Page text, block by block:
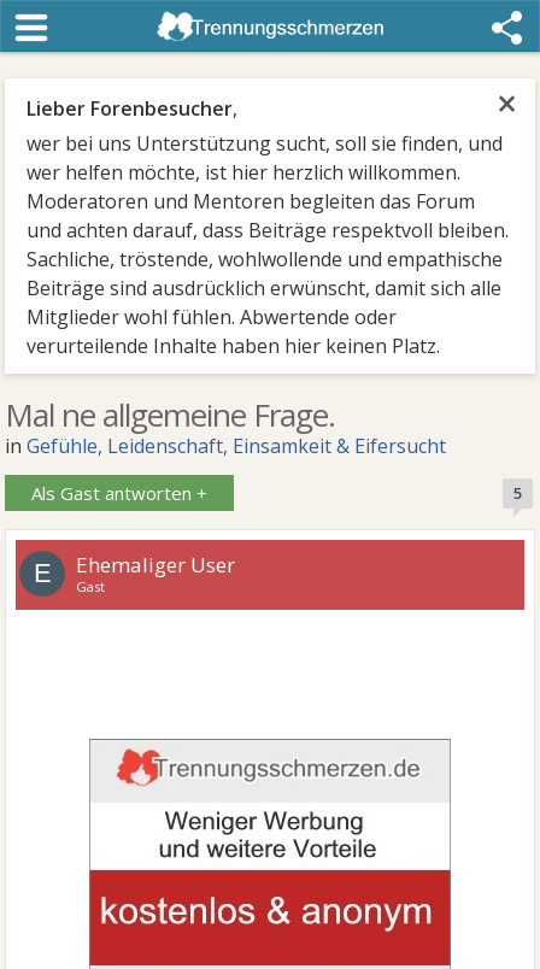
×
Lieber Forenbesucher,
wer bei uns Unterstützung sucht, soll sie finden, und
wer helfen möchte, ist hier herzlich willkommen.
Moderatoren und Mentoren begleiten das Forum
und achten darauf, dass Beiträge respektvoll bleiben.
Sachliche, tröstende, wohlwollende und empathische
Beiträge sind ausdrücklich erwünscht, damit sich alle
Mitglieder wohl fühlen. Abwertende oder
verurteilende Inhalte haben hier keinen Platz.
Mal ne allgemeine Frage.
inGefühle, Leidenschaft, Einsamkeit & Eifersucht
Als Gast antworten + 5
E Ehemaliger User
Gast